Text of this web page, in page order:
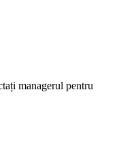
managerul pentru